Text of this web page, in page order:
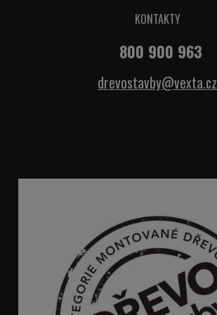
KONTAKTY
800 900 963
drevostavby@vexta.cz